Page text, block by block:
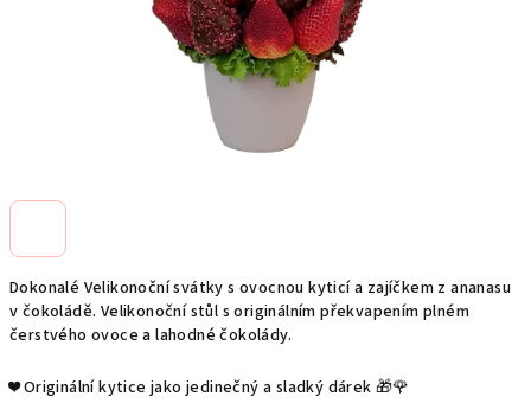
Dokonalé Velikonoční svátky s ovocnou kyticí a zajíčkem z ananasu
v čokoládě. Velikonoční stůl s originálním překvapením plném
čerstvého ovoce a lahodné čokolády.
❤️ Originální kytice jako jedinečný a sladký dárek 🎁🌹